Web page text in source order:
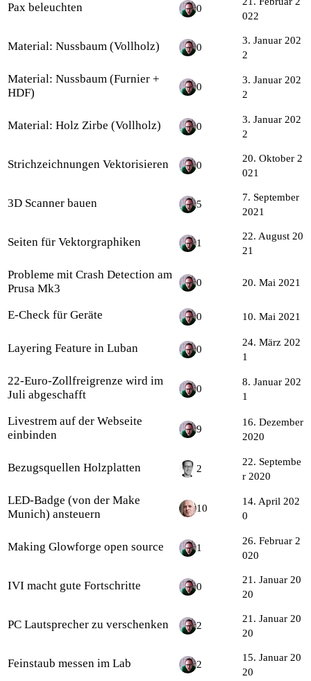
Pax beleuchten 0
022
Material: Nussbaum (Vollholz) 0
3. Januar 202
2
Material: Nussbaum (Furnier +
HDF)
0
3. Januar 202
2
Material: Holz Zirbe (Vollholz) 0
3. Januar 202
2
Strichzeichnungen Vektorisieren 0
20. Oktober 2
021
3D Scanner bauen 5
7. September
2021
Seiten für Vektorgraphiken 1
22. August 20
21
Probleme mit Crash Detection am
Prusa Mk3
0 20. Mai 2021
E-Check für Geräte 0 10. Mai 2021
Layering Feature in Luban 0
24. März 202
1
22-Euro-Zollfreigrenze wird im
Juli abgeschafft
0
8. Januar 202
1
Livestrem auf der Webseite
einbinden
9
16. Dezember
2020
Bezugsquellen Holzplatten 2
22. Septembe
r 2020
LED-Badge (von der Make
Munich) ansteuern
10
14. April 202
0
Making Glowforge open source 1
26. Februar 2
020
IVI macht gute Fortschritte 0
21. Januar 20
20
PC Lautsprecher zu verschenken 2
21. Januar 20
20
Feinstaub messen im Lab 2
15. Januar 20
20